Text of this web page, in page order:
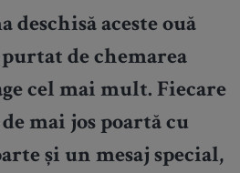
deschisă aceste ouă
de chemarea
cel mai mult. Fiecare
mai jos poartă cu
și un mesaj special,